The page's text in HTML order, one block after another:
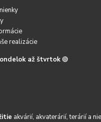
realizácie
až štvrtok 🟢
akvárií, akvaterárií, terárií a